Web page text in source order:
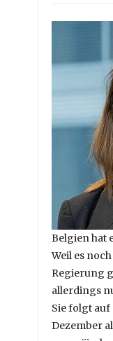
Belgien hat
Weil es
Regierung
allerdings
Sie folgt auf
Dezember